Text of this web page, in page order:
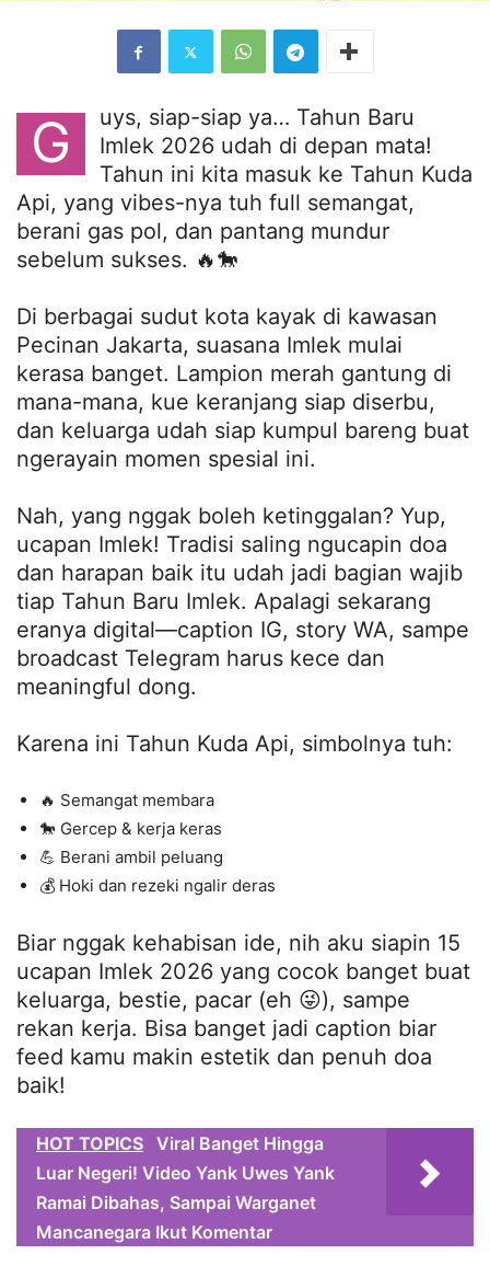
G
uys, siap-siap ya… Tahun Baru
Imlek 2026 udah di depan mata!
Tahun ini kita masuk ke Tahun Kuda
Api, yang vibes-nya tuh full semangat,
berani gas pol, dan pantang mundur
sebelum sukses. 🔥🐎
Di berbagai sudut kota kayak di kawasan
Pecinan Jakarta, suasana Imlek mulai
kerasa banget. Lampion merah gantung di
mana-mana, kue keranjang siap diserbu,
dan keluarga udah siap kumpul bareng buat
ngerayain momen spesial ini.
Nah, yang nggak boleh ketinggalan? Yup,
ucapan Imlek! Tradisi saling ngucapin doa
dan harapan baik itu udah jadi bagian wajib
tiap Tahun Baru Imlek. Apalagi sekarang
eranya digital—caption IG, story WA, sampe
broadcast Telegram harus kece dan
meaningful dong.
Karena ini Tahun Kuda Api, simbolnya tuh:
🔥 Semangat membara
🐎 Gercep & kerja keras
💪 Berani ambil peluang
💰 Hoki dan rezeki ngalir deras
Biar nggak kehabisan ide, nih aku siapin 15
ucapan Imlek 2026 yang cocok banget buat
keluarga, bestie, pacar (eh 😜), sampe
rekan kerja. Bisa banget jadi caption biar
feed kamu makin estetik dan penuh doa
baik!
HOT TOPICS Viral Banget Hingga
Luar Negeri! Video Yank Uwes Yank
Ramai Dibahas, Sampai Warganet
Mancanegara Ikut Komentar